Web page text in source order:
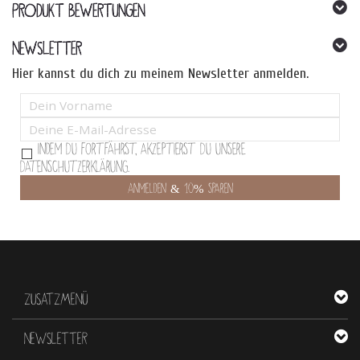
PRODUKT BEWERTUNGEN
NEWSLETTER
Hier kannst du dich zu meinem Newsletter anmelden.
Indem Du fortfährst, akzeptierst Du unsere
Datenschutzerklärung.
ZUSATZMENÜ
NEWSLETTER